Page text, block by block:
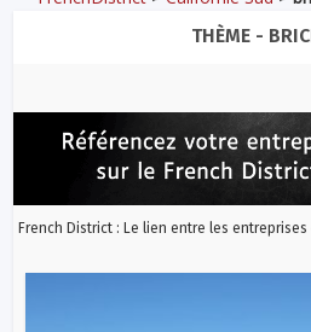
THÈME -
French District : Le lien entre les